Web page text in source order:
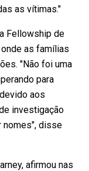
as vítimas."
Fellowship de
as famílias
"Não foi uma
para
aos
investigação
nomes", disse
afirmou nas